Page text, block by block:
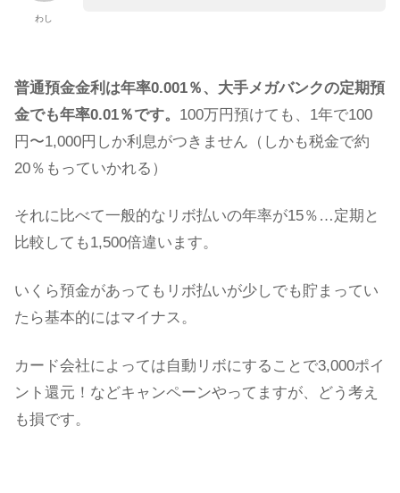
わし
普通預金金利は年率0.001％、大手メガバンクの定期預
金でも年率0.01％です。 100万円預けても、1年で100
円〜1,000円しか利息がつきません（しかも税金で約
20％もっていかれる）
それに比べて一般的なリボ払いの年率が15％…定期と
比較しても1,500倍違います。
いくら預金があってもリボ払いが少しでも貯まってい
たら基本的にはマイナス。
カード会社によっては自動リボにすることで3,000ポイ
ント還元！などキャンペーンやってますが、どう考え
も損です。